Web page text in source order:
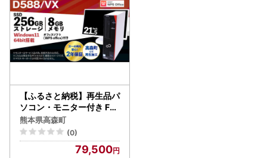
【ふるさと納税】再生品パ
ソコン・モニター付き FU
JITSU_ESPRIMO_D588／
VX（Windows11）K008
973 再生PC 再生パソコン
PC パソコン モニター
熊本県高森町
(0)
79,500